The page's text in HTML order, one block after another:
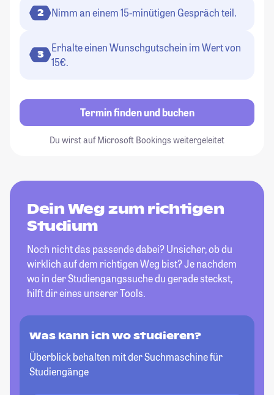
2 Nimm an einem 15-minütigen Gespräch teil.
3
Erhalte einen Wunschgutschein im Wert von
15€.
Termin finden und buchen
Du wirst auf Microsoft Bookings weitergeleitet
Dein Weg zum richtigen
Studium
Noch nicht das passende dabei? Unsicher, ob du
wirklich auf dem richtigen Weg bist? Je nachdem
wo in der Studiengangssuche du gerade steckst,
hilft dir eines unserer Tools.
Was kann ich wo studieren?
Überblick behalten mit der Suchmaschine für
Studiengänge